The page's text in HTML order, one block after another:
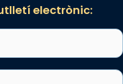
electrònic: